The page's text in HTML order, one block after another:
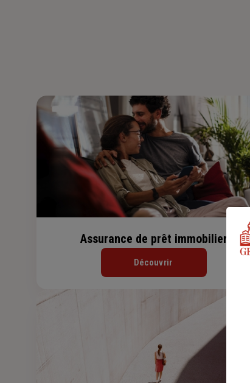
Assurance de prêt immobilier
Découvrir